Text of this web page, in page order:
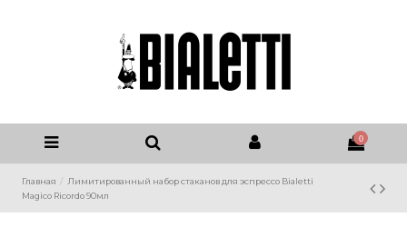
0
Главная
Лимитированный набор стаканов для эспрессо Bialetti
Magico Ricordo 90мл